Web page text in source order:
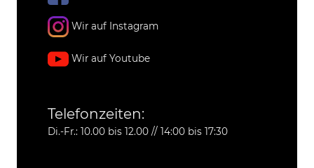
Wir auf Instagram
Wir auf Youtube
Telefonzeiten:
Di.-Fr.: 10.00 bis 12.00 // 14:00 bis 17:30